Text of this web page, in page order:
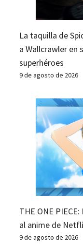
La taquilla de
a Wallcrawler en
superhéroes
9 de agosto de 2026
THE ONE
al anime de
9 de agosto de 2026